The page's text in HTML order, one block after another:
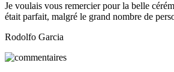
Je voulais vous remercier pour la belle
était parfait, malgré le grand nombre de
Rodolfo Garcia